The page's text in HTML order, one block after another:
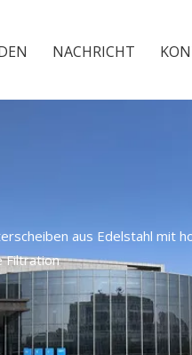
NACHRICHT
aus Edelstahl mit
Filtration